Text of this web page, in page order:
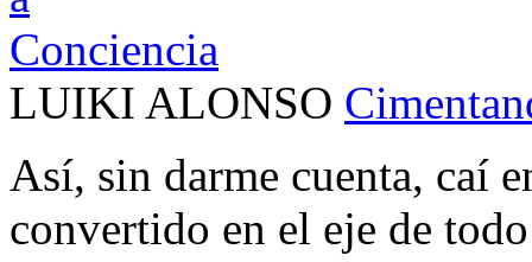
LUIKI ALONSO
Así, sin darme cuenta, caí
convertido en el eje de